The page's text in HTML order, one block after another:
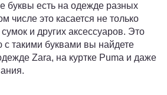
буквы есть на одежде разных
числе это касается не только
и других аксессуаров. Это
с такими буквами вы найдете
Zara, на куртке Puma и даже